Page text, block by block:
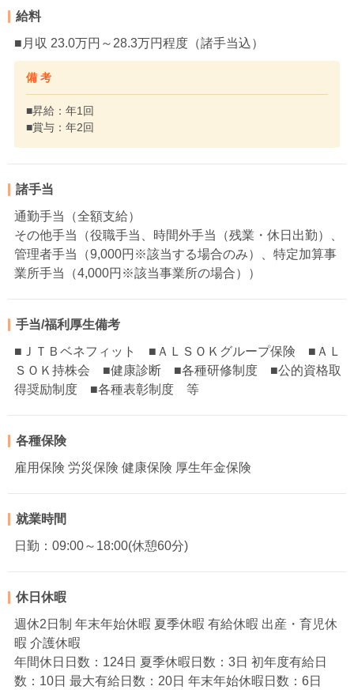
給料
■月収 23.0万円～28.3万円程度（諸手当込）
備 考
■昇給：年1回
■賞与：年2回
諸手当
通勤手当（全額支給）
その他手当（役職手当、時間外手当（残業・休日出勤）、
管理者手当（9,000円※該当する場合のみ）、特定加算事
業所手当（4,000円※該当事業所の場合））
手当/福利厚生備考
■ＪＴＢベネフィット ■ＡＬＳＯＫグループ保険 ■ＡＬ
ＳＯＫ持株会 ■健康診断 ■各種研修制度 ■公的資格取
得奨励制度 ■各種表彰制度 等
各種保険
雇用保険 労災保険 健康保険 厚生年金保険
就業時間
日勤：09:00～18:00(休憩60分)
休日休暇
週休2日制 年末年始休暇 夏季休暇 有給休暇 出産・育児休
暇 介護休暇
年間休日日数：124日 夏季休暇日数：3日 初年度有給日
数：10日 最大有給日数：20日 年末年始休暇日数：6日